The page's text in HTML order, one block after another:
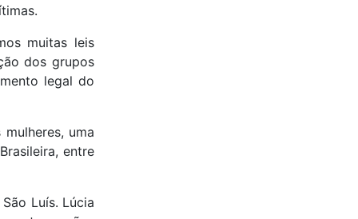
muitas leis
dos grupos
legal do
uma
entre
Luís. Lúcia